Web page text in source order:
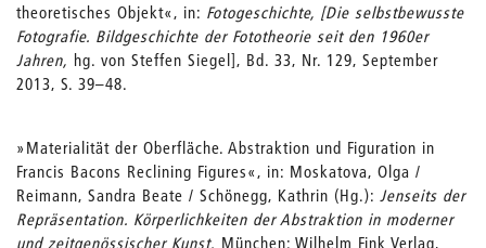
theoretisches Objekt«, in: Fotogeschichte, [Die selbstbewusste
Fotografie. Bildgeschichte der Fototheorie seit den 1960er
Jahren, hg. von Steffen Siegel], Bd. 33, Nr. 129, September
2013, S. 39–48.
»Materialität der Oberfläche. Abstraktion und Figuration in
Francis Bacons Reclining Figures«, in: Moskatova, Olga /
Reimann, Sandra Beate / Schönegg, Kathrin (Hg.): Jenseits der
Repräsentation. Körperlichkeiten der Abstraktion in moderner
und zeitgenössischer Kunst, München: Wilhelm Fink Verlag,